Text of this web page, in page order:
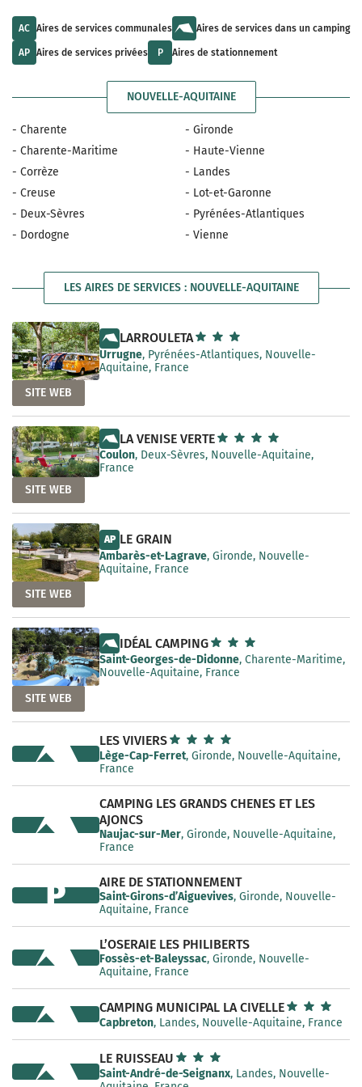
i
l
b
l
s
a
a
i
b
e
l
t
a
v
l
b
l
e
AC Aires de services communales Aires de services dans un camping
AP Aires de services privées P Aires de stationnement
NOUVELLE-AQUITAINE
- Charente
- Charente-Maritime
- Corrèze
- Creuse
- Deux-Sèvres
- Dordogne
- Gironde
- Haute-Vienne
- Landes
- Lot-et-Garonne
- Pyrénées-Atlantiques
- Vienne
LES AIRES DE SERVICES : NOUVELLE-AQUITAINE
LARROULETA
Urrugne, Pyrénées-Atlantiques, Nouvelle-
Aquitaine, France
SITE WEB
LA VENISE VERTE
Coulon, Deux-Sèvres, Nouvelle-Aquitaine,
France
SITE WEB
AP LE GRAIN
Ambarès-et-Lagrave, Gironde, Nouvelle-
Aquitaine, France
SITE WEB
IDÉAL CAMPING
Saint-Georges-de-Didonne, Charente-Maritime,
Nouvelle-Aquitaine, France
SITE WEB
LES VIVIERS
Lège-Cap-Ferret, Gironde, Nouvelle-Aquitaine,
France
CAMPING LES GRANDS CHENES ET LES
AJONCS
Naujac-sur-Mer, Gironde, Nouvelle-Aquitaine,
France
AIRE DE STATIONNEMENT
Saint-Girons-d’Aiguevives, Gironde, Nouvelle-
Aquitaine, France
P
L’OSERAIE LES PHILIBERTS
Fossès-et-Baleyssac, Gironde, Nouvelle-
Aquitaine, France
CAMPING MUNICIPAL LA CIVELLE
Capbreton, Landes, Nouvelle-Aquitaine, France
LE RUISSEAU
Saint-André-de-Seignanx, Landes, Nouvelle-